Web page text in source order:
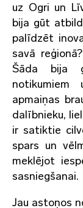
uz Ogri un
bija gūt
palīdzēt
savā
Šāda bija
notikumiem
apmaiņas
dalībnieku,
ir satiktie
spars un
meklējot
sasniegšanai.
Jau astoņos